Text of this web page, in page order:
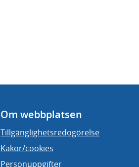
Om webbplatsen
Tillgänglighetsredogörelse
Kakor/cookies
Personuppgifter